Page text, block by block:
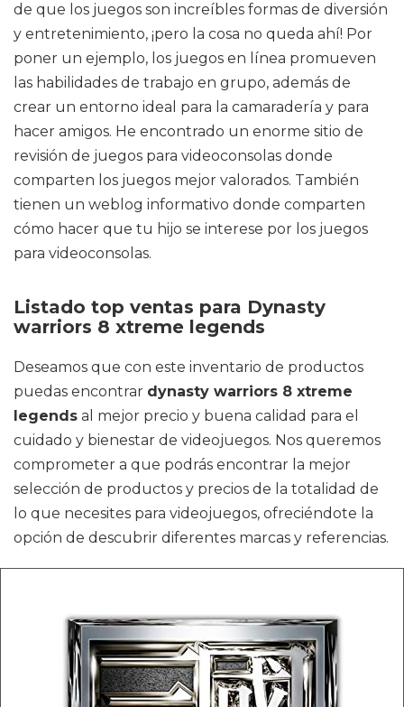
de que los juegos son increíbles formas de diversión
y entretenimiento, ¡pero la cosa no queda ahí! Por
poner un ejemplo, los juegos en línea promueven
las habilidades de trabajo en grupo, además de
crear un entorno ideal para la camaradería y para
hacer amigos. He encontrado un enorme sitio de
revisión de juegos para videoconsolas donde
comparten los juegos mejor valorados. También
tienen un weblog informativo donde comparten
cómo hacer que tu hijo se interese por los juegos
para videoconsolas.
Listado top ventas para Dynasty
warriors 8 xtreme legends
Deseamos que con este inventario de productos
puedas encontrar dynasty warriors 8 xtreme
legends al mejor precio y buena calidad para el
cuidado y bienestar de videojuegos. Nos queremos
comprometer a que podrás encontrar la mejor
selección de productos y precios de la totalidad de
lo que necesites para videojuegos, ofreciéndote la
opción de descubrir diferentes marcas y referencias.